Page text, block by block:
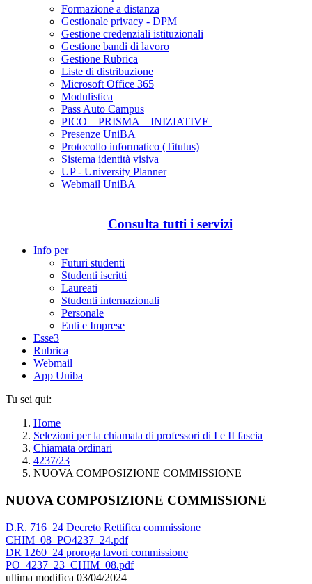
Formazione a distanza
Gestionale privacy - DPM
Gestione credenziali istituzionali
Gestione bandi di lavoro
Gestione Rubrica
Liste di distribuzione
Microsoft Office 365
Modulistica
Pass Auto Campus
PICO – PRISMA – INIZIATIVE
Presenze UniBA
Protocollo informatico (Titulus)
Sistema identità visiva
UP - University Planner
Webmail UniBA
Consulta tutti i servizi
Info per
Futuri studenti
Studenti iscritti
Laureati
Studenti internazionali
Personale
Enti e Imprese
Esse3
Rubrica
Webmail
App Uniba
Tu sei qui:
Home
Selezioni per la chiamata di professori di I e II fascia
Chiamata ordinari
4237/23
NUOVA COMPOSIZIONE COMMISSIONE
NUOVA COMPOSIZIONE COMMISSIONE
D.R. 716_24 Decreto Rettifica commissione
CHIM_08_PO4237_24.pdf
DR 1260_24 proroga lavori commissione
PO_4237_23_CHIM_08.pdf
ultima modifica 03/04/2024